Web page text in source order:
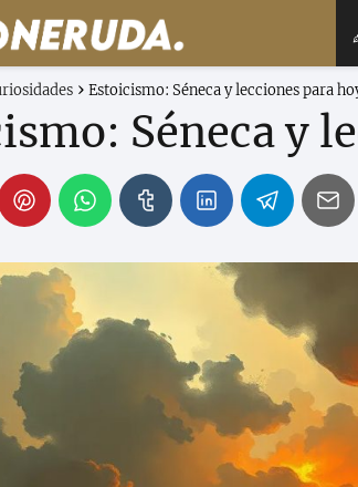
Estoicismo: Séneca y lecciones para
Séneca y